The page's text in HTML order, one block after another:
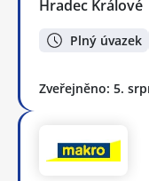
Hradec Králové
Plný úvazek
Zveřejněno: 5.